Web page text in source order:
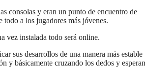
consolas y eran un punto de encuentro de
todo a los jugadores más jóvenes.
vez instalada todo será online.
sus desarrollos de una manera más estable
y básicamente cruzando los dedos y